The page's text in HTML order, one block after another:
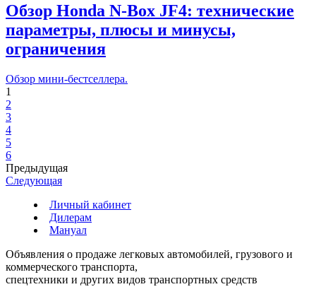
Обзор Honda N-Box JF4: технические
параметры, плюсы и минусы,
ограничения
Обзор мини-бестселлера.
1
2
3
4
5
6
Предыдущая
Следующая
Личный кабинет
Дилерам
Мануал
Объявления о продаже легковых автомобилей, грузового и
коммерческого транспорта,
спецтехники и других видов транспортных средств